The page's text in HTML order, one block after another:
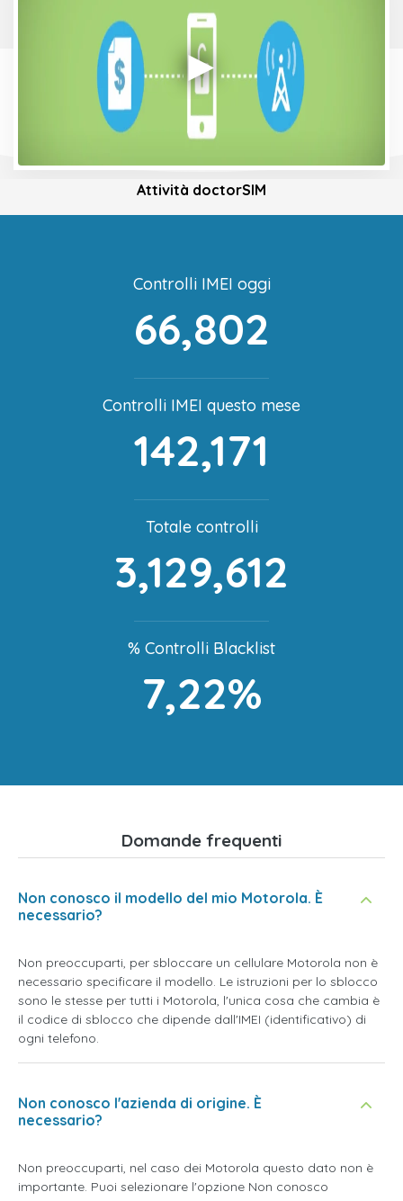
Attività doctorSIM
Controlli IMEI oggi
66,802
Controlli IMEI questo mese
142,171
Totale controlli
3,129,612
% Controlli Blacklist
7,22%
Domande frequenti
Non conosco il modello del mio Motorola. È
necessario?
Non preoccuparti, per sbloccare un cellulare Motorola non è
necessario specificare il modello. Le istruzioni per lo sblocco
sono le stesse per tutti i Motorola, l'unica cosa che cambia è
il codice di sblocco che dipende dall'IMEI (identificativo) di
ogni telefono.
Non conosco l'azienda di origine. È
necessario?
Non preoccuparti, nel caso dei Motorola questo dato non è
importante. Puoi selezionare l'opzione Non conosco